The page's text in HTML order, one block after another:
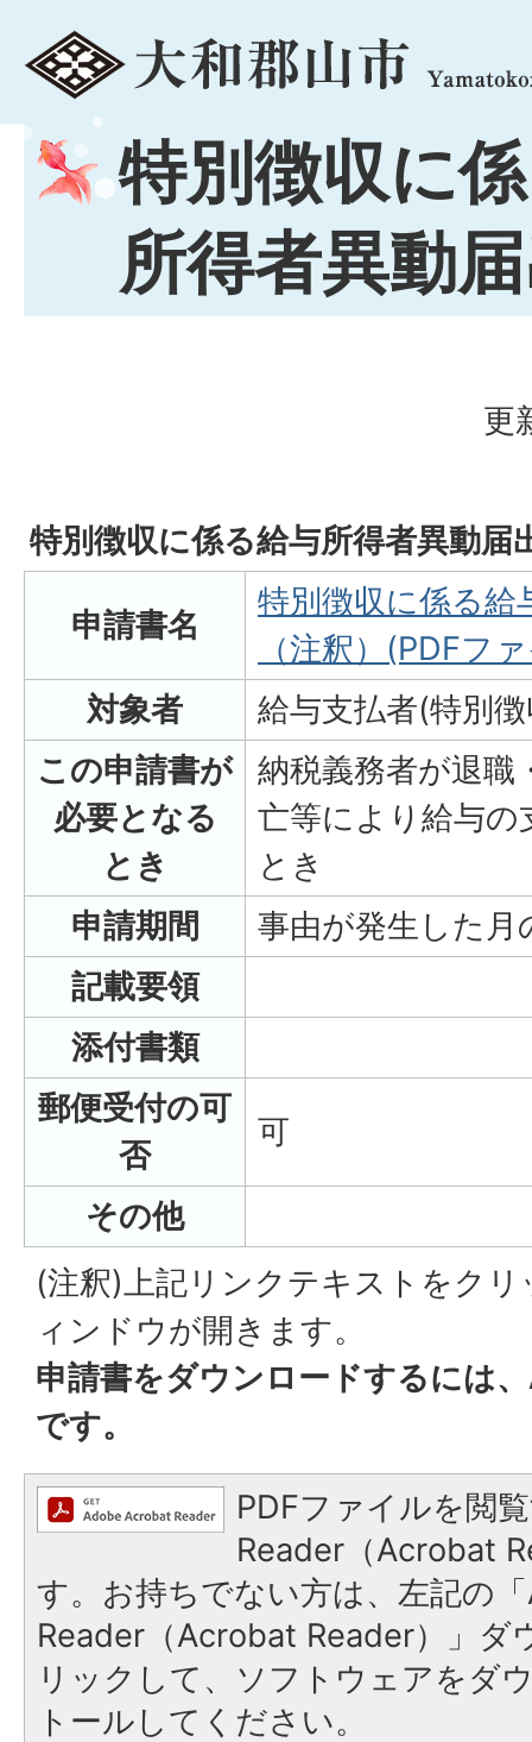
menu
特別徴収に
所得者異動
更
特別徴収に係る給与所得者異動届
申請書名
特別徴収に係る給
（注釈）(PDFフ
対象者
給与支払者(特別
この申請書が
必要となる
とき
納税義務者が退職
亡等により給与
とき
申請期間
事由が発生した月
記載要領
添付書類
郵便受付の可
否
可
その他
(注釈)上記リンクテキストをク
ィンドウが開きます。
申請書をダウンロードするには
です。
PDFファイルを閲
Reader（Acrobat
す。お持ちでない方は、左記の
Reader（Acrobat Reader）」ダ
リックして、ソフトウェアをダ
トールしてください。